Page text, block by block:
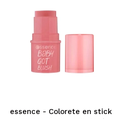
essence - Colorete en stick